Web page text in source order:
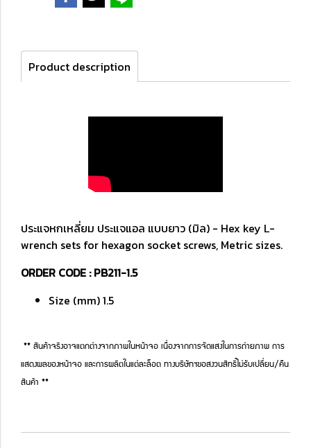
Product description
ประแจหกเหลี่ยม ประแจแอล แบบยาว (มิล) - Hex key L-
wrench sets for hexagon socket screws, Metric sizes.
ORDER CODE : PB211-1.5
Size (mm) 1.5
** สินค้าจริงอาจแตกต่างจากภาพในหน้าจอ เนื่องจากการจัดแสงในการถ่ายภาพ การ
แสดงผลของหน้าจอ และการผลิตในแต่ละล็อต ทางบริษัทฯขอสงวนสิทธิ์ไม่รับเปลี่ยน/คืน
สินค้า **